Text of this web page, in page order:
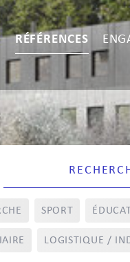
RÉFÉRENCES
SPORT
LOGISTIQUE /